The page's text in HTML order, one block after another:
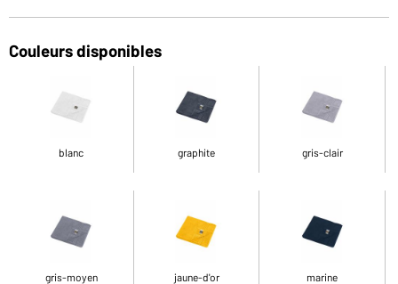
Couleurs disponibles
blanc graphite gris-clair
gris-moyen jaune-d'or marine